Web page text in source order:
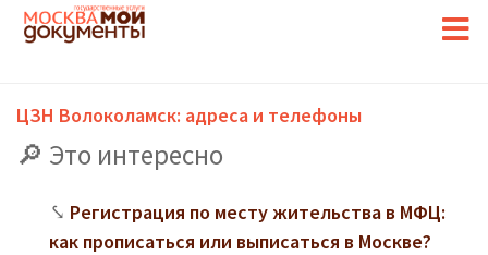
ЦЗН Волоколамск: адреса и телефоны
Это интересно
Регистрация по месту жительства в МФЦ:
как прописаться или выписаться в Москве?